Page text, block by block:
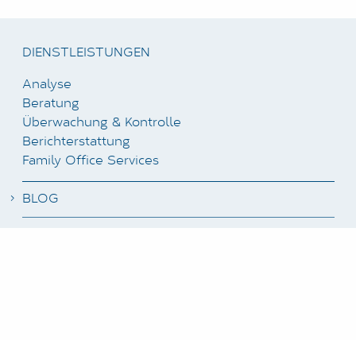
DIENSTLEISTUNGEN
Analyse
Beratung
Überwachung & Kontrolle
Berichterstattung
Family Office Services
BLOG